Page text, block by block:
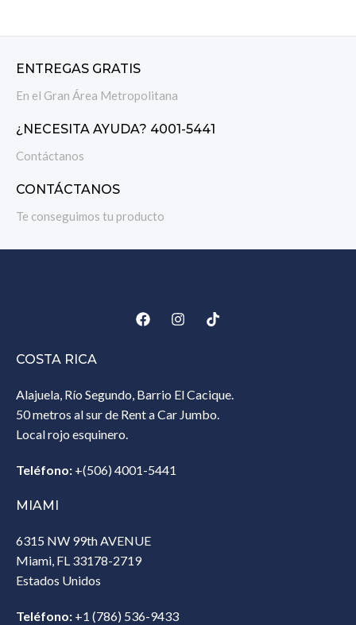
ENTREGAS GRATIS
En el Gran Área Metropolitana
¿NECESITA AYUDA? 4001-5441
Contáctanos
CONTÁCTANOS
Te conseguimos tu producto
COSTA RICA
Alajuela, Río Segundo, Barrio El Cacique.
50 metros al sur de Rent a Car Jumbo.
Local rojo esquinero.
Teléfono: +(506) 4001-5441
MIAMI
6315 NW 99th AVENUE
Miami, FL 33178-2719
Estados Unidos‎
Teléfono: +1 (786) 536-9433‎